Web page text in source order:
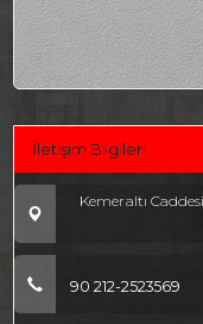
İletişim Bilgileri
Kemeraltı
90 212-2523569